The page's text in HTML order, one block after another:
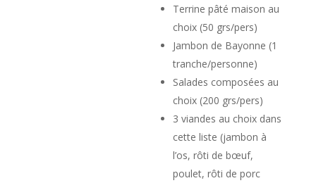
Terrine pâté maison au
choix (50 grs/pers)
Jambon de Bayonne (1
tranche/personne)
Salades composées au
choix (200 grs/pers)
3 viandes au choix dans
cette liste (jambon à
l’os, rôti de bœuf,
poulet, rôti de porc